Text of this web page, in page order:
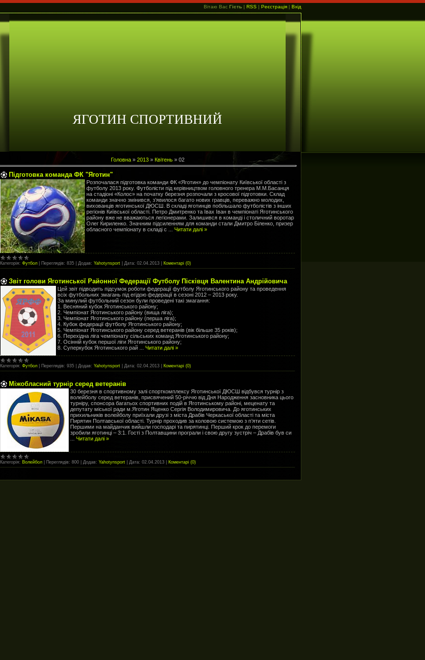
Вітаю Вас Гість | RSS | Реєстрація | Вхід
ЯГОТИН СПОРТИВНИЙ
Головна» 2013 » Квітень » 02
Підготовка команда ФК "Яготин"
Розпочалася підготовка команди ФК «Яготин» до чемпіонату Київської області з
футболу 2013 року. Футболісти під керівництвом головного тренера М.М.Басанця
на стадіоні «Колос» на початку березня розпочали з кросової підготовки. Склад
команди значно змінився, з’явилося багато нових гравців, переважно молодих,
вихованців яготинської ДЮСШ. В складі яготинців побільшало футболістів з інших
регіонів Київської області. Петро Дмитренко та Івах Іван в чемпіонаті Яготинського
району вже не вважаються легіонерами. Залишився в команді і столичний воротар
Олег Кириленко. Значним підсиленням для команди стали Дмитро Біленко, призер
обласного чемпіонату в складі с
Читати далі »
Категорія: Футбол Переглядів: 835 Додав: Yahotynsport Дата: 02.04.2013 Коментарі (0)
Звіт голови Яготинської Районної Федерації Футболу Пісківця Валентина Андрійовича
Цей звіт підводить підсумок роботи федерації футболу Яготинського району та проведення
всіх футбольних змагань під егідою федерації в сезоні 2012 – 2013 року.
За минулий футбольний сезон були проведені такі змагання:
1. Весняний кубок Яготинського району;
2. Чемпіонат Яготинського району (вища ліга);
3. Чемпіонат Яготинського району (перша ліга);
4. Кубок федерації футболу Яготинського району;
5. Чемпіонат Яготинського району серед ветеранів (вік більше 35 років);
6. Перехідна ліга чемпіонату сільських команд Яготинського району;
7. Осінній кубок першої ліги Яготинського району;
8. Суперкубок Яготинського рай
Читати далі »
Категорія: Футбол Переглядів: 935 Додав: Yahotynsport Дата: 02.04.2013 Коментарі (0)
Міжобласний турнір серед ветеранів
30 березня в спортивному залі спорткомплексу Яготинської ДЮСШ відбувся турнір з
волейболу серед ветеранів, присвячений 50-річчю від Дня Народження засновника цього
турніру, спонсора багатьох спортивних подій в Яготинському районі, меценату та
депутату міської ради м.Яготин Яценко Сергія Володимировича. До яготинських
прихильників волейболу приїхали друзі з міста Драбів Черкаської області та міста
Пирятин Полтавської області. Турнір проходив за коловою системою з п’яти сетів.
Першими на майданчик вийшли господарі та пирятинці. Перший крок до перемоги
зробили яготинці – 3:1. Гості з Полтавщини програли і свою другу зустріч – Драбів був си
Читати далі »
Категорія: Волейбол Переглядів: 800 Додав: Yahotynsport Дата: 02.04.2013 Коментарі (0)